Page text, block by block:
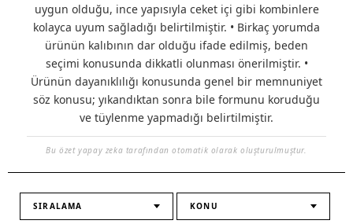
uygun olduğu, ince yapısıyla ceket içi gibi kombinlere
kolayca uyum sağladığı belirtilmiştir. • Birkaç yorumda
ürünün kalıbının dar olduğu ifade edilmiş, beden
seçimi konusunda dikkatli olunması önerilmiştir. •
Ürünün dayanıklılığı konusunda genel bir memnuniyet
söz konusu; yıkandıktan sonra bile formunu koruduğu
ve tüylenme yapmadığı belirtilmiştir.
Bu özet yapay zeka tarafından otomatik olarak oluşturulmuştur.
SIRALAMA KONU